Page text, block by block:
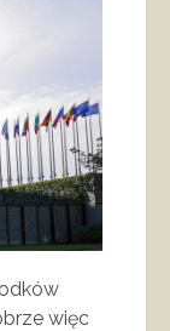
więc